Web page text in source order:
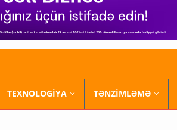
TEXNOLOGİYA TƏNZİMLƏMƏ